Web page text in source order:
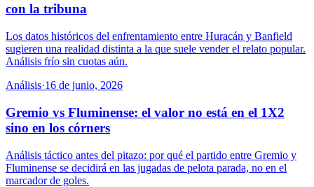
con la tribuna
Los datos históricos del enfrentamiento entre Huracán y Banfield
sugieren una realidad distinta a la que suele vender el relato popular.
Análisis frío sin cuotas aún.
Análisis·16 de junio, 2026
Gremio vs Fluminense: el valor no está en el 1X2
sino en los córners
Análisis táctico antes del pitazo: por qué el partido entre Gremio y
Fluminense se decidirá en las jugadas de pelota parada, no en el
marcador de goles.